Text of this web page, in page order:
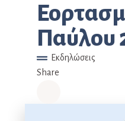
Παύλου
Εκδηλώσεις
Share